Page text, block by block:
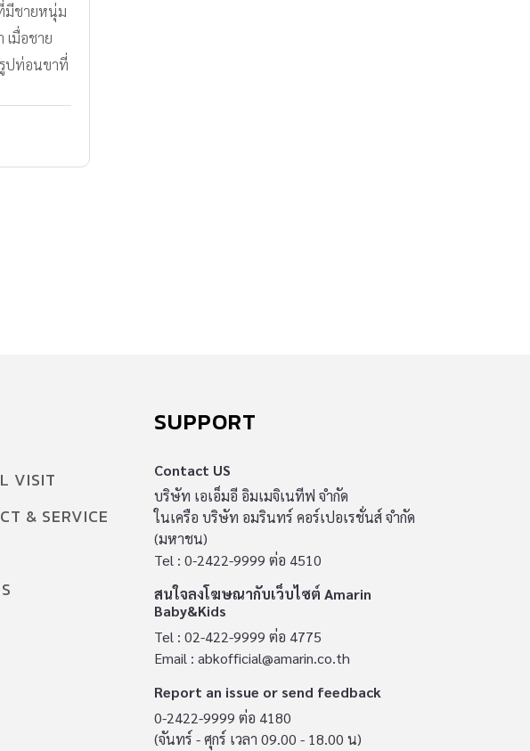
มีชายหนุ่ม
เมื่อชาย
ปท่อนขาที่
ถึงโผล่ขึ้น
น กบ เขียด
ทาง
ง อุโมงค์
ถานที่ทำ
งขยาย
ระบุว่า
เนื่องจากที่
ไปรุกล้ำที่
กบ้าน มา
VISIT
& SERVICE
SUPPORT
Contact US
บริษัท เอเอ็มอี อิมเมจิเนทีฟ จำกัด
ในเครือ บริษัท อมรินทร์ คอร์เปอเรชั่นส์ จำกัด
(มหาชน)
Tel : 0-2422-9999 ต่อ 4510
สนใจลงโฆษณากับเว็บไซต์ Amarin
Baby&Kids
Tel : 02-422-9999 ต่อ 4775
Email : abkofficial@amarin.co.th
Report an issue or send feedback
0-2422-9999 ต่อ 4180
(จันทร์ - ศุกร์ เวลา 09.00 - 18.00 น)